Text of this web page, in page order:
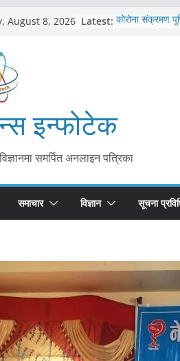
August 8, 2026 Latest: कोरोना संक्रमण
काभ्रेपलाञ्चोकमा
इन्फोटेक
समर्पित अनलाइन पत्रिका
समाचार विज्ञान सूचना